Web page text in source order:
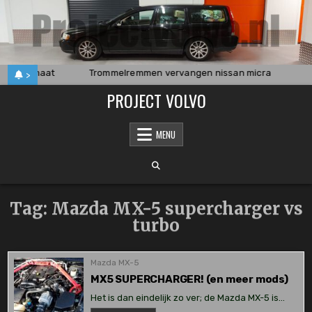
content
>
Automaat Trommelremmen vervangen nissan micra
PROJECT VOLVO
MENU
Tag: Mazda MX-5 supercharger vs
turbo
Mazda MX-5
MX5 SUPERCHARGER! (en meer mods)
Het is dan eindelijk zo ver; de Mazda MX-5 is…